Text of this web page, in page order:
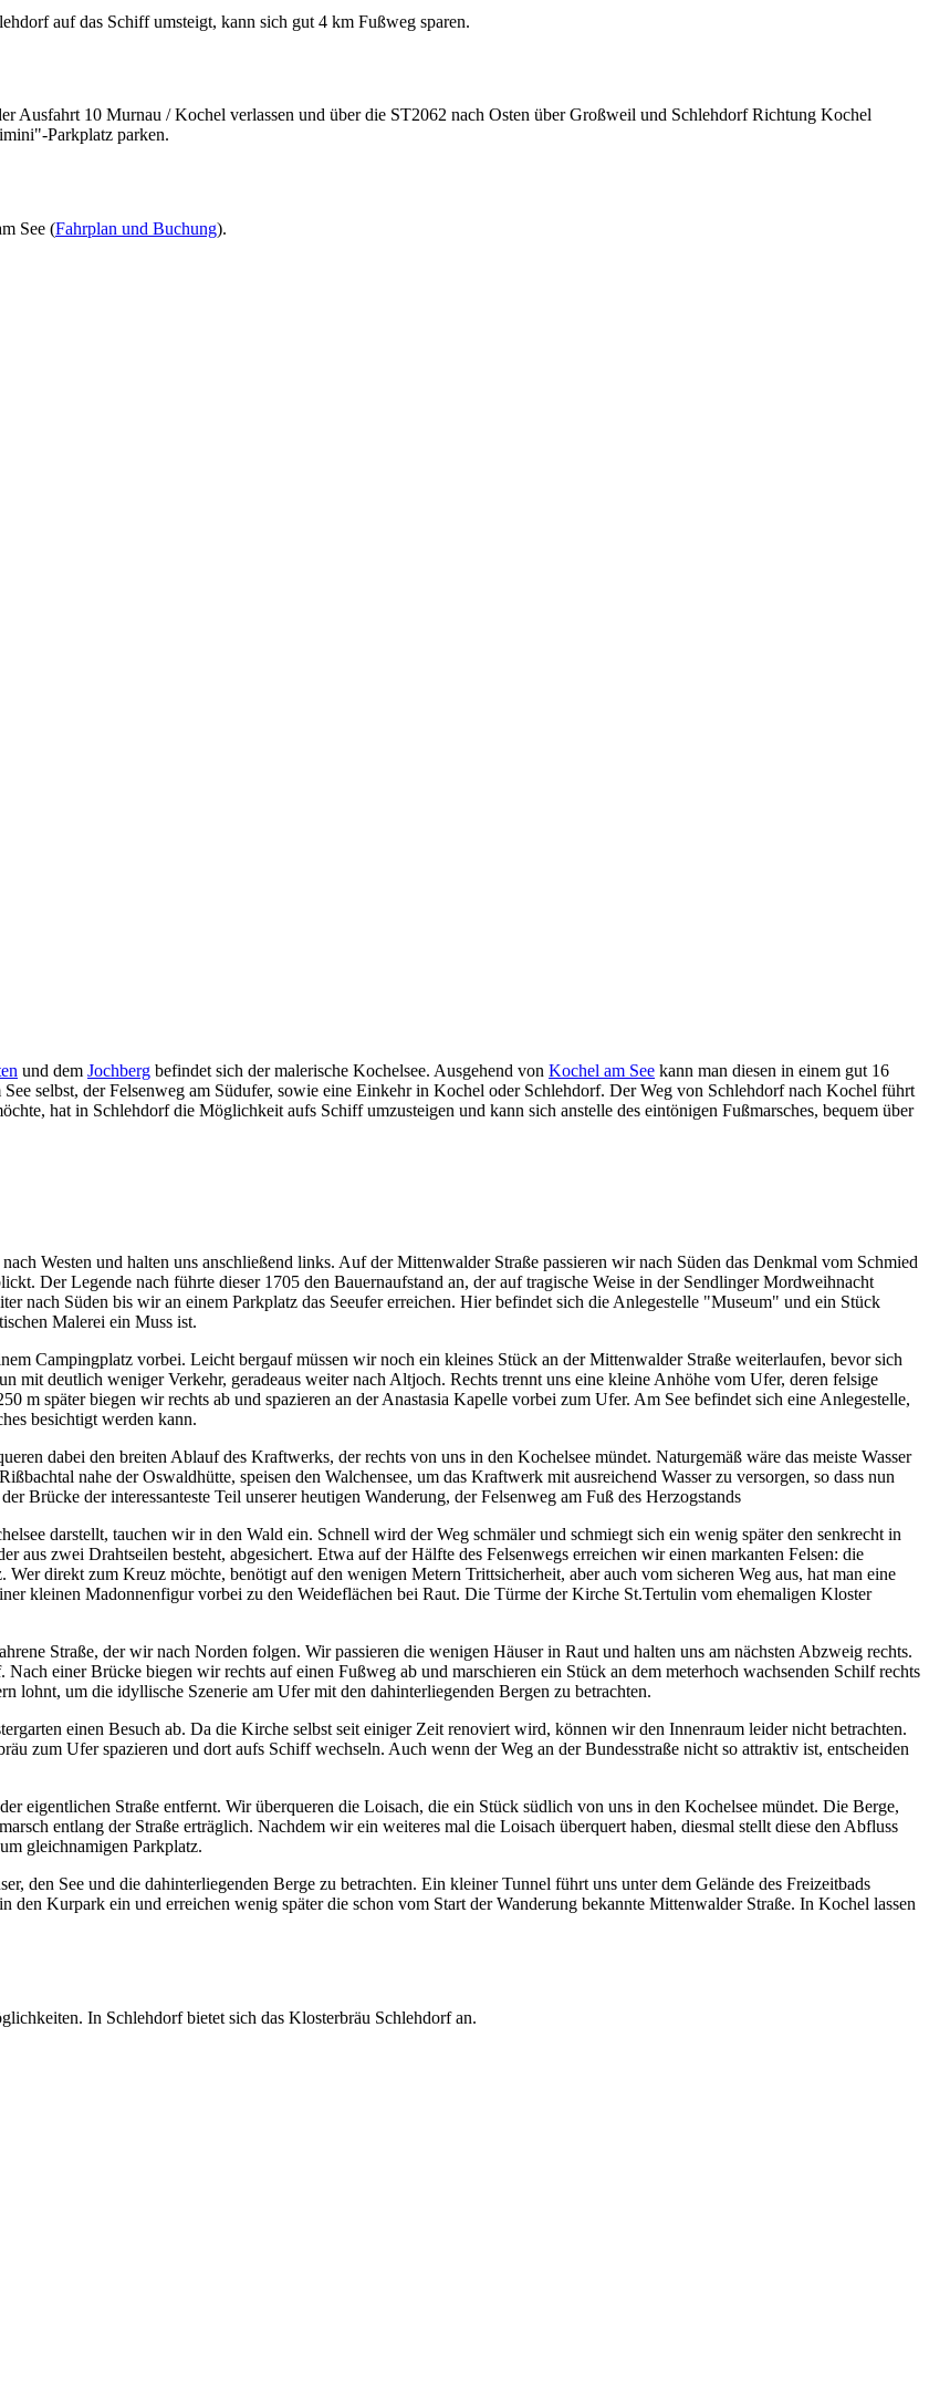
auf das Schiff umsteigt, kann sich gut 4 km Fußweg sparen.
Ausfahrt 10 Murnau / Kochel verlassen und über die ST2062 nach Osten über Großweil und Schlehdorf Richtung Kochel
Parkplatz parken.
See (Fahrplan und Buchung).
und dem Jochberg befindet sich der malerische Kochelsee. Ausgehend von Kochel am See kann man diesen in einem gut 16
selbst, der Felsenweg am Südufer, sowie eine Einkehr in Kochel oder Schlehdorf. Der Weg von Schlehdorf nach Kochel führt
hat in Schlehdorf die Möglichkeit aufs Schiff umzusteigen und kann sich anstelle des eintönigen Fußmarsches, bequem über
Westen und halten uns anschließend links. Auf der Mittenwalder Straße passieren wir nach Süden das Denkmal vom Schmied
Der Legende nach führte dieser 1705 den Bauernaufstand an, der auf tragische Weise in der Sendlinger Mordweihnacht
nach Süden bis wir an einem Parkplatz das Seeufer erreichen. Hier befindet sich die Anlegestelle "Museum" und ein Stück
Malerei ein Muss ist.
Campingplatz vorbei. Leicht bergauf müssen wir noch ein kleines Stück an der Mittenwalder Straße weiterlaufen, bevor sich
mit deutlich weniger Verkehr, geradeaus weiter nach Altjoch. Rechts trennt uns eine kleine Anhöhe vom Ufer, deren felsige
m später biegen wir rechts ab und spazieren an der Anastasia Kapelle vorbei zum Ufer. Am See befindet sich eine Anlegestelle,
besichtigt werden kann.
dabei den breiten Ablauf des Kraftwerks, der rechts von uns in den Kochelsee mündet. Naturgemäß wäre das meiste Wasser
nahe der Oswaldhütte, speisen den Walchensee, um das Kraftwerk mit ausreichend Wasser zu versorgen, so dass nun
Brücke der interessanteste Teil unserer heutigen Wanderung, der Felsenweg am Fuß des Herzogstands
darstellt, tauchen wir in den Wald ein. Schnell wird der Weg schmäler und schmiegt sich ein wenig später den senkrecht in
aus zwei Drahtseilen besteht, abgesichert. Etwa auf der Hälfte des Felsenwegs erreichen wir einen markanten Felsen: die
direkt zum Kreuz möchte, benötigt auf den wenigen Metern Trittsicherheit, aber auch vom sicheren Weg aus, hat man eine
kleinen Madonnenfigur vorbei zu den Weideflächen bei Raut. Die Türme der Kirche St.Tertulin vom ehemaligen Kloster
Straße, der wir nach Norden folgen. Wir passieren die wenigen Häuser in Raut und halten uns am nächsten Abzweig rechts.
einer Brücke biegen wir rechts auf einen Fußweg ab und marschieren ein Stück an dem meterhoch wachsenden Schilf rechts
lohnt, um die idyllische Szenerie am Ufer mit den dahinterliegenden Bergen zu betrachten.
einen Besuch ab. Da die Kirche selbst seit einiger Zeit renoviert wird, können wir den Innenraum leider nicht betrachten.
zum Ufer spazieren und dort aufs Schiff wechseln. Auch wenn der Weg an der Bundesstraße nicht so attraktiv ist, entscheiden
eigentlichen Straße entfernt. Wir überqueren die Loisach, die ein Stück südlich von uns in den Kochelsee mündet. Die Berge,
entlang der Straße erträglich. Nachdem wir ein weiteres mal die Loisach überquert haben, diesmal stellt diese den Abfluss
gleichnamigen Parkplatz.
den See und die dahinterliegenden Berge zu betrachten. Ein kleiner Tunnel führt uns unter dem Gelände des Freizeitbads
Kurpark ein und erreichen wenig später die schon vom Start der Wanderung bekannte Mittenwalder Straße. In Kochel lassen
In Schlehdorf bietet sich das Klosterbräu Schlehdorf an.